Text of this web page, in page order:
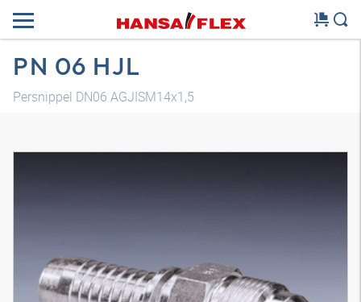
PN 06 HJL
Persnippel DN06 AGJISM14x1,5